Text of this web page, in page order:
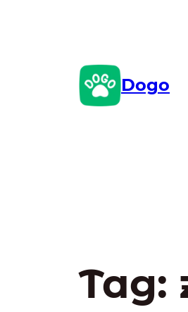
Dogo
Tag: